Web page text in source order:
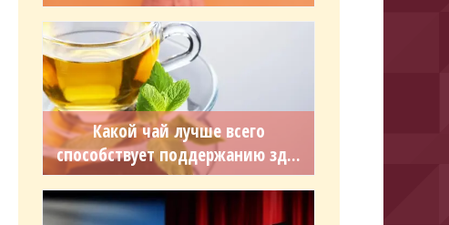
Какой чай лучше всего
способствует поддержанию зд...